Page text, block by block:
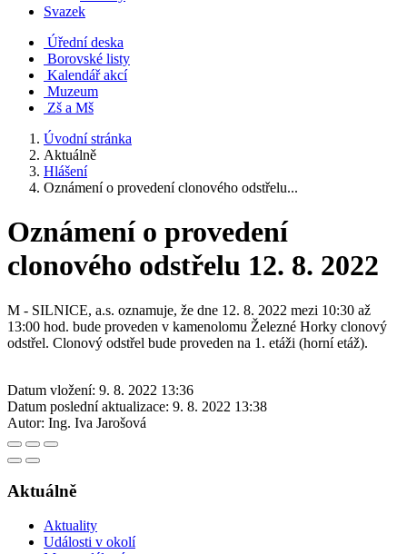
Svazek
Úřední deska
Borovské listy
Kalendář akcí
Muzeum
Zš a Mš
Úvodní stránka
Aktuálně
Hlášení
Oznámení o provedení clonového odstřelu...
Oznámení o provedení
clonového odstřelu 12. 8. 2022
M - SILNICE, a.s. oznamuje, že dne 12. 8. 2022 mezi 10:30 až
13:00 hod. bude proveden v kamenolomu Železné Horky clonový
odstřel. Clonový odstřel bude proveden na 1. etáži (horní etáž).
Datum vložení: 9. 8. 2022 13:36
Datum poslední aktualizace: 9. 8. 2022 13:38
Autor: Ing. Iva Jarošová
Aktuálně
Aktuality
Události v okolí